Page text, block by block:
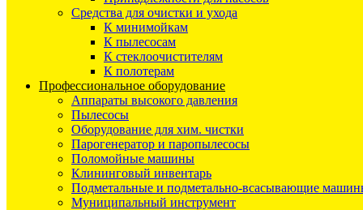
Средства для очистки и ухода
К минимойкам
К пылесосам
К стеклоочистителям
К полотерам
Профессиональное оборудование
Аппараты высокого давления
Пылесосы
Оборудование для хим. чистки
Парогенератор и паропылесосы
Поломойные машины
Клининговый инвентарь
Подметальные и подметально-всасывающие
Муниципальный инструмент